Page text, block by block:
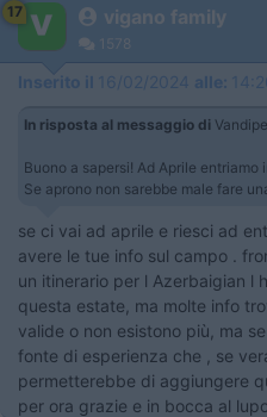
17 vigano family
1578
Inserito il 16/02/2024 alle:
In risposta al messaggio di
Buono a sapersi! Ad Aprile entriamo
Se aprono non sarebbe male fare
se ci vai ad aprile e riesci ad
avere le tue info sul campo .
un itinerario per l Azerbaigian l
questa estate, ma molte info
valide o non esistono più, ma
fonte di esperienza che , se
permetterebbe di aggiungere
per ora grazie e in bocca al